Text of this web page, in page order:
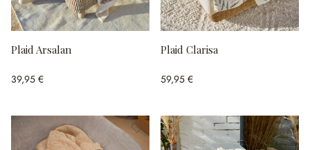
Plaid Arsalan
39,95 €
Plaid Clarisa
59,95 €